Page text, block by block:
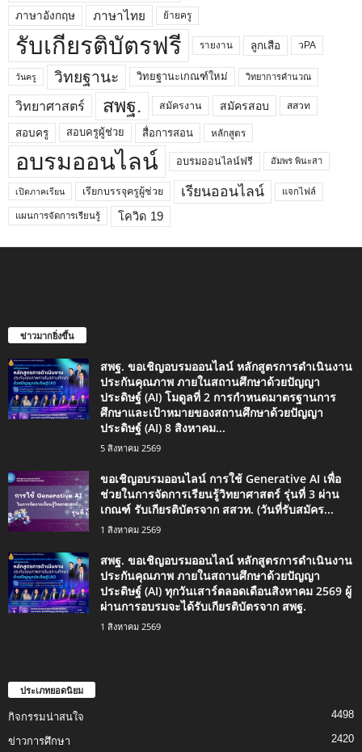
ภาษาอังกฤษ ภาษาไทย ย้ายครู
รับเกียรติบัตรฟรี รายงาน ลูกเสือ วPA
วันครู วิทยฐานะ วิทยฐานะเกณฑ์ใหม่ วิทยาการคำนวณ
วิทยาศาสตร์ สพฐ. สมัครงาน สมัครสอบ สสวท
สอบครู สอบครูผู้ช่วย สื่อการสอน หลักสูตร
อบรมออนไลน์ อบรมออนไลน์ฟรี อัมพร พินะสา
เปิดภาคเรียน เรียกบรรจุครูผู้ช่วย เรียนออนไลน์ แจกไฟล์
แผนการจัดการเรียนรู้ โควิด 19
ข่าวมากยิ่งขึ้น
สพฐ. ขอเชิญอบรมออนไลน์ หลักสูตรการดำเนินงาน
ประกันคุณภาพ ภายในสถานศึกษาด้วยปัญญา
ประดิษฐ์ (AI) โมดูลที่ 2 การกำหนดมาตรฐานการ
ศึกษาและเป้าหมายของสถานศึกษาด้วยปัญญา
ประดิษฐ์ (AI) 8 สิงหาคม...
5 สิงหาคม 2569
ขอเชิญอบรมออนไลน์ การใช้ Generative AI เพื่อ
ช่วยในการจัดการเรียนรู้วิทยาศาสตร์ รุ่นที่ 3 ผ่าน
เกณฑ์ รับเกียรติบัตรจาก สสวท. (วันที่รับสมัคร...
1 สิงหาคม 2569
สพฐ. ขอเชิญอบรมออนไลน์ หลักสูตรการดำเนินงาน
ประกันคุณภาพ ภายในสถานศึกษาด้วยปัญญา
ประดิษฐ์ (AI) ทุกวันเสาร์ตลอดเดือนสิงหาคม 2569 ผู้
ผ่านการอบรมจะได้รับเกียรติบัตรจาก สพฐ.
1 สิงหาคม 2569
ประเภทยอดนิยม
กิจกรรมน่าสนใจ 4498
ข่าวการศึกษา 2420